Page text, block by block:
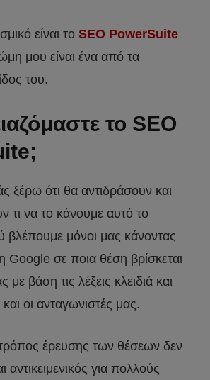
είναι το SEO PowerSuite
μου είναι ένα από τα
του.
το SEO
ξέρω ότι θα αντιδράσουν και
τι να το κάνουμε αυτό το
βλέπουμε μόνοι μας κάνοντας
Google σε ποια θέση βρίσκεται
με βάση τις λέξεις κλειδιά και
οι ανταγωνιστές μας.
έρευσης των θέσεων δεν
αντικειμενικός για πολλούς